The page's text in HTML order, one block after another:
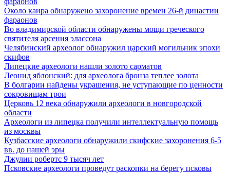
Около каира обнаружено захоронение времен 26-й династии
фараонов
Во владимирской области обнаружены мощи греческого
святителя арсения элассона
Челябинский археолог обнаружил царский могильник эпохи
скифов
Липецкие археологи нашли золото сарматов
Леонид яблонский: для археолога бронза теплее золота
В болгарии найдены украшения, не уступающие по ценности
сокровищам трои
Церковь 12 века обнаружили археологи в новгородской
области
Археологи из липецка получили интеллектуальную помощь
из москвы
Кузбасские археологи обнаружили скифские захоронения 6-5
вв. до нашей эры
Джулии робертс 9 тысяч лет
Псковские археологи проведут раскопки на берегу псковы